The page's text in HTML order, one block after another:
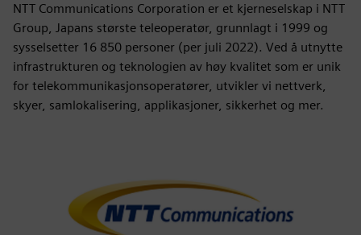
NTT Communications Corporation er et kjerneselskap i NTT
Group, Japans største teleoperatør, grunnlagt i 1999 og
sysselsetter 16 850 personer (per juli 2022). Ved å utnytte
infrastrukturen og teknologien av høy kvalitet som er unik
for telekommunikasjonsoperatører, utvikler vi nettverk,
skyer, samlokalisering, applikasjoner, sikkerhet og mer.